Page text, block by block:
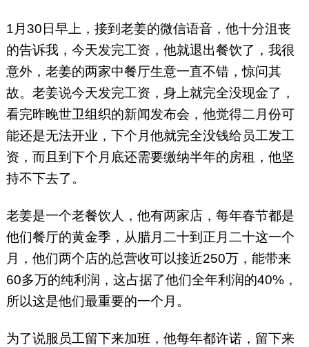
1月30日早上，接到老姜的微信语音，他十分沮丧
的告诉我，今天发完工资，他就退出餐饮了，我很
意外，老姜的两家中餐厅生意一直不错，惊问其
故。老姜说今天发完工资，身上就完全没现金了，
看完昨晚世卫组织的新闻发布会，他觉得二月份可
能还是无法开业，下个月他就完全没钱给员工发工
资，而且到下个月底还需要缴纳半年的房租，他坚
持不下去了。
老姜是一个老餐饮人，他有两家店，每年春节都是
他们餐厅的黄金季，从腊月二十到正月二十这一个
月，他们两个店的总营收可以接近250万，能带来
60多万的纯利润，这占据了他们全年利润的40%，
所以这是他们最重要的一个月。
为了说服员工留下来加班，他每年都许诺，留下来